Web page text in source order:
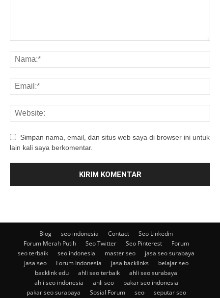
Simpan nama, email, dan situs web saya di browser ini untuk
lain kali saya berkomentar.
Blog seo indonesia Contact
Seo Linkedin
Forum Merah Putih
Seo Twitter Seo Pinterest
Forum
seo terbaik
seo indonesia master seo
jasa seo surabaya
jasa seo
Forum Indonesia jasa backlinks
belajar seo
backlink edu
ahli seo terbaik
ahli seo surabaya
ahli seo indonesia
ahli seo
pakar seo indonesia
pakar seo surabaya
Sosial Forum seo seputar seo